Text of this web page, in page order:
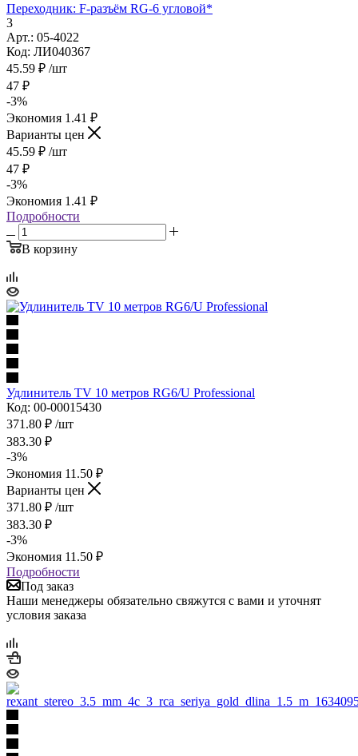
Переходник: F-разъём RG-6 угловой*
3
Арт.: 05-4022
Код: ЛИ040367
45.59 ₽ /шт
47 ₽
-3%
Экономия 1.41 ₽
Варианты цен
45.59 ₽ /шт
47 ₽
-3%
Экономия 1.41 ₽
Подробности
В корзину
Удлинитель ТV 10 метров RG6/U Professional
Код: 00-00015430
371.80 ₽ /шт
383.30 ₽
-3%
Экономия 11.50 ₽
Варианты цен
371.80 ₽ /шт
383.30 ₽
-3%
Экономия 11.50 ₽
Подробности
Под заказ
Наши менеджеры обязательно свяжутся с вами и уточнят
условия заказа